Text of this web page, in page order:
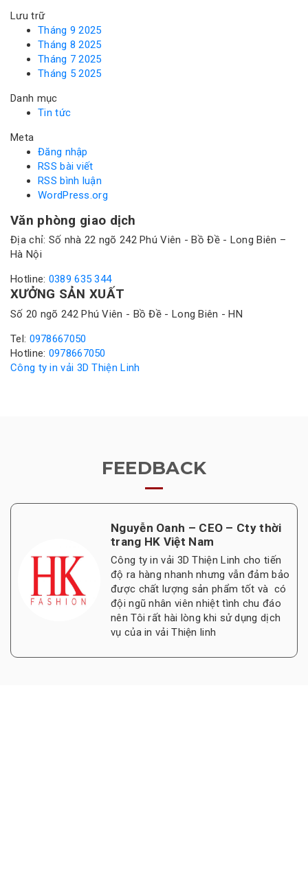
Lưu trữ
Tháng 9 2025
Tháng 8 2025
Tháng 7 2025
Tháng 5 2025
Danh mục
Tin tức
Meta
Đăng nhập
RSS bài viết
RSS bình luận
WordPress.org
Văn phòng giao dịch
Địa chỉ: Số nhà 22 ngõ 242 Phú Viên - Bồ Đề - Long Biên –
Hà Nội
Hotline: 0389 635 344
XƯỞNG SẢN XUẤT
Số 20 ngõ 242 Phú Viên - Bồ Đề - Long Biên - HN
Tel: 0978667050
Hotline: 0978667050
Công ty in vải 3D Thiện Linh
FEEDBACK
Nguyễn Oanh – CEO – Cty thời
trang HK Việt Nam
Công ty in vải 3D Thiện Linh cho tiến
độ ra hàng nhanh nhưng vẫn đảm bảo
được chất lượng sản phẩm tốt và có
đội ngũ nhân viên nhiệt tình chu đáo
nên Tôi rất hài lòng khi sử dụng dịch
vụ của in vải Thiện linh